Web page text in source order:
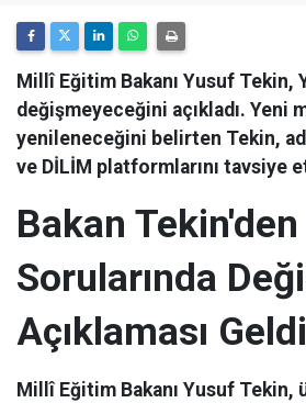
Millî Eğitim Bakanı Yusuf Tekin,
değişmeyeceğini açıkladı. Yeni
yenileneceğini belirten Tekin,
ve DİLİM platformlarını tavsiye
Bakan Tekin'den
Sorularında
Açıklaması Geldi
Millî Eğitim Bakanı Yusuf Tekin,